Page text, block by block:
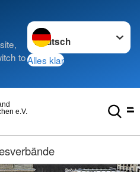
to
Sprache wechseln zu
Alles klar
e.V.